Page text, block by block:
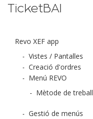
TicketBAI
Revo XEF app
- Vistes / Pantalles
- Creació d'ordres
- Menú REVO
- Mètode de treball
- Gestió de menús